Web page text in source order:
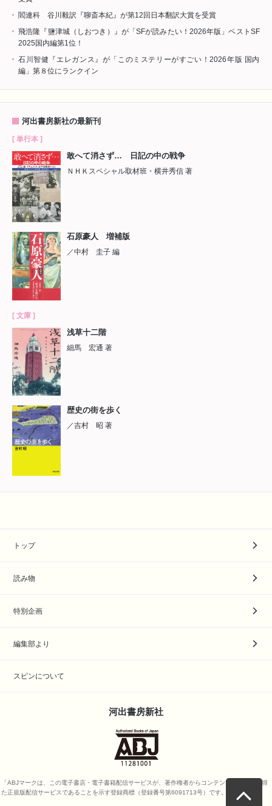
閻連科 谷川毅訳『聊斎本紀』が第12回日本翻訳大賞を受賞
飛浩隆『鹽津城（しおつき）』が「SFが読みたい！2026年版」ベストSF
2025国内編第1位！
石川智健『エレガンス』が「このミステリーがすごい！2026年版 国内
編」第８位にランクイン
河出書房新社の最新刊
[ 単行本 ]
敢へて消さず… 日記の中の戦争
ＮＨＫスペシャル取材班・横井秀信 著
石原豪人 増補版
／中村 圭子 編
[ 文庫 ]
浅草十二階
細馬 宏通 著
歴史の街を歩く
／吉村 昭 著
トップ
読み物
特別企画
編集部より
スピンについて
河出書房新社
「ABJマークは、この電子書店・電子書籍配信サービスが、著作権者からコンテンツ使用許諾を得
た正規版配信サービスであることを示す登録商標（登録番号第6091713号）です。」